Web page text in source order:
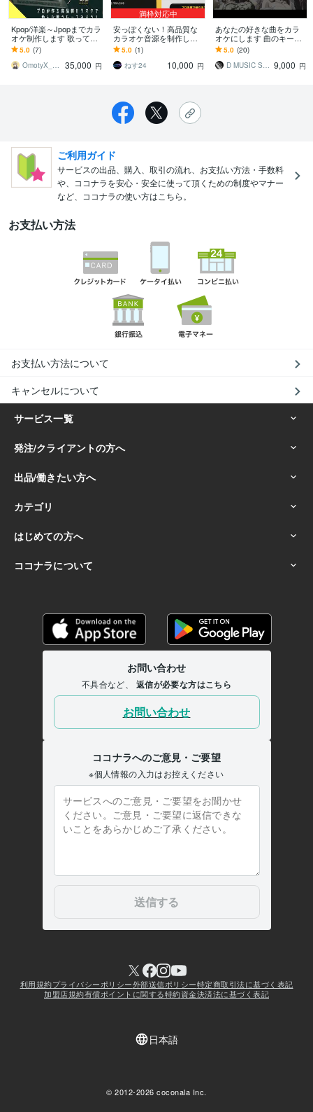
Kpop/洋楽～Jpopまでカラ
オケ制作します 歌ってみ
たいけどオケが無くお困
りの方へ！高品質カラオ
ケ提供
5.0 (7)
OmotyX_MIX
35,000 円
満枠対応中
安っぽくない！高品質な
カラオケ音源を制作しま
す 高品質カラオケ制作｜
リアル楽器風サウンド
5.0 (1)
ねす24
10,000 円
あなたの好きな曲をカラ
オケにします 曲のキーの
変更やガイドメロディの
作成もできます
5.0 (20)
D MUSIC STUDIO 9,000 円
ご利用ガイド
サービスの出品、購入、取引の流れ、お支払い方法・手数料
や、ココナラを安心・安全に使って頂くための制度やマナー
など、ココナラの使い方はこちら。
お支払い方法
お支払い方法について
キャンセルについて